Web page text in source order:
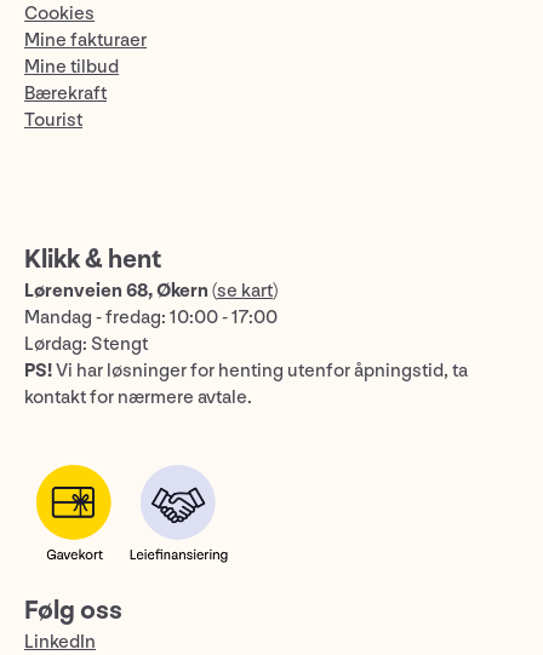
Cookies
Mine fakturaer
Mine tilbud
Bærekraft
Tourist
Klikk & hent
Lørenveien 68, Økern (se kart)
Mandag - fredag: 10:00 - 17:00
Lørdag: Stengt
PS!Vi har løsninger for henting utenfor åpningstid, ta
kontakt for nærmere avtale.
Følg oss
LinkedIn